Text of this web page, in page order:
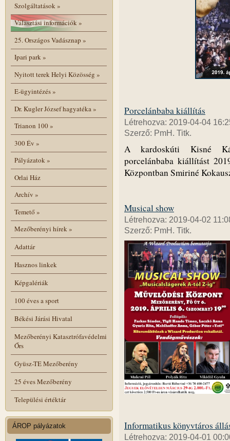
Szolgáltatások»
Választási információk»
25. Országos Vadásznap »
Ipari park»
Nyitott terek Helyi Közösség »
E-ügyintézés»
Dr. Kugler József hagyatéka»
Trianon 100»
300 Év »
Pályázatok»
Orlai Ház
Archív »
Temető»
Mezőberényi hírek»
Adattár
Hasznos linkek
Képgalériák
100 éves a sport
Békési Járási Hivatal
Mezőberényi Katasztrófavédelmi
Őrs
Gyüsz-TE Mezőberény
25 éves Mezőberény
Települési értéktár
ÁROP pályázatok
Porcelánbaba kiállítás
Létrehozva: 2019-04-04
Szerző: PmH. Titk.
A kardoskúti Kisné
porcelánbaba kiállítást
Központban Smiriné
Musical show
Létrehozva: 2019-04-02
Szerző: PmH. Titk.
Informatikus könyvtáros
Létrehozva: 2019-04-01